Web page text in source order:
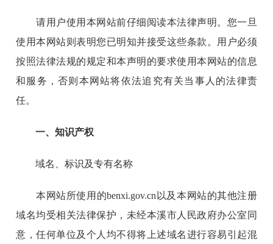
请用户使用本网站前仔细阅读本法律声明。您一旦
使用本网站则表明您已明知并接受这些条款。用户必须
按照法律法规的规定和本声明的要求使用本网站的信息
和服务，否则本网站将依法追究有关当事人的法律责
任。
一、知识产权
域名、标识及专有名称
本网站所使用的benxi.gov.cn以及本网站的其他注册
域名均受相关法律保护，未经本溪市人民政府办公室同
意，任何单位及个人均不得将上述域名进行容易引起混